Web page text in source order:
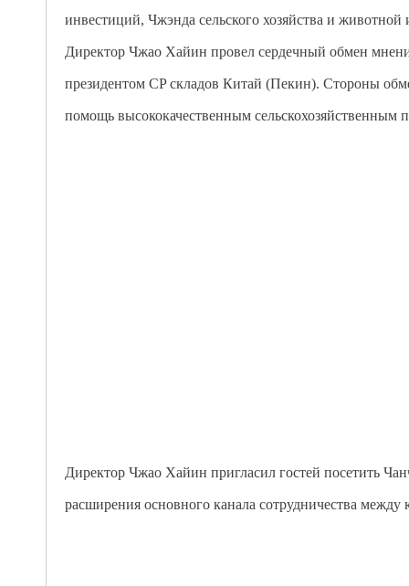
инвестиций, Чжэнда сельского хозяйства и
Директор Чжао Хайин провел сердечный обмен
президентом CP складов Китай (Пекин). Стороны
помощь высококачественным
Директор Чжао Хайин пригласил гостей посетить
расширения основного канала сотрудничества